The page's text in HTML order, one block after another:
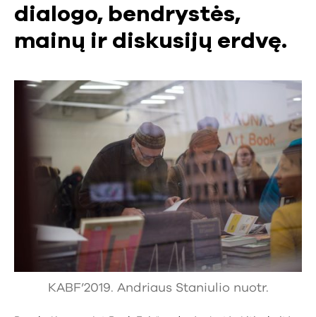
dialogo, bendrystės,
mainų ir diskusijų erdvę.
KABF’2019. Andriaus Staniulio nuotr.